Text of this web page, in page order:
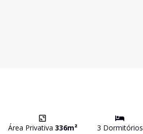
Área Privativa 336m² 3 Dormitórios